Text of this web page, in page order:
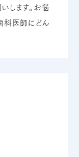
します。お悩
科医師にどん